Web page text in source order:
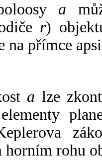
a
r)
na přímce
a lze
horním rohu